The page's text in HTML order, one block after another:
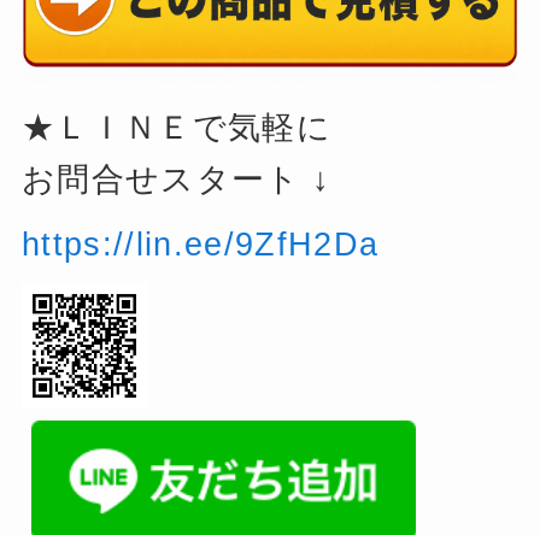
★ＬＩＮＥで気軽に
お問合せスタート ↓
https://lin.ee/9ZfH2Da